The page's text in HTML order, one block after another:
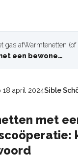
gas afWarmtenetten
Warmtenetten met een bewonerscoöperatie: koplopers aan het woord
18 april 2024Sible
met